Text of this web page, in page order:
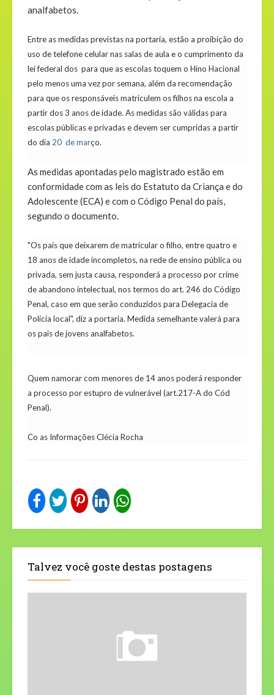
analfabetos.
Entre as medidas previstas na portaria, estão a proibição do
uso de telefone celular nas salas de aula e o cumprimento da
lei federal dos para que as escolas toquem o Hino Hacional
pelo menos uma vez por semana, além da recomendação
para que os responsáveis matriculem os filhos na escola a
partir dos 3 anos de idade. As medidas são válidas para
escolas públicas e privadas e devem ser cumpridas a partir
do dia 20 de março.
As medidas apontadas pelo magistrado estão em
conformidade com as leis do Estatuto da Criança e do
Adolescente (ECA) e com o Código Penal do país,
segundo o documento.
"Os pais que deixarem de matricular o filho, entre quatro e
18 anos de idade incompletos, na rede de ensino pública ou
privada, sem justa causa, responderá a processo por crime
de abandono intelectual, nos termos do art. 246 do Código
Penal, caso em que serão conduzidos para Delegacia de
Polícia local", diz a portaria. Medida semelhante valerá para
os pais de jovens analfabetos.
Quem namorar com menores de 14 anos poderá responder
a processo por estupro de vulnerável (art.217-A do Cód
Penal).
Co as Informações Clécia Rocha
Talvez você goste destas postagens